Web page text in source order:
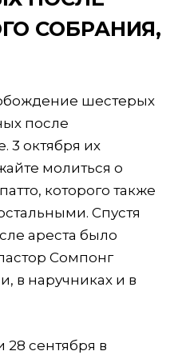
СОБРАНИЯ,
шестерых
после
3 октября их
молиться о
которого также
Спустя
ареста было
Сомпонг
в наручниках и в
сентября в